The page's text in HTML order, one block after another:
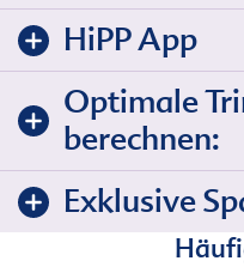
HiPP App
Optimale
berechnen:
Exklusive